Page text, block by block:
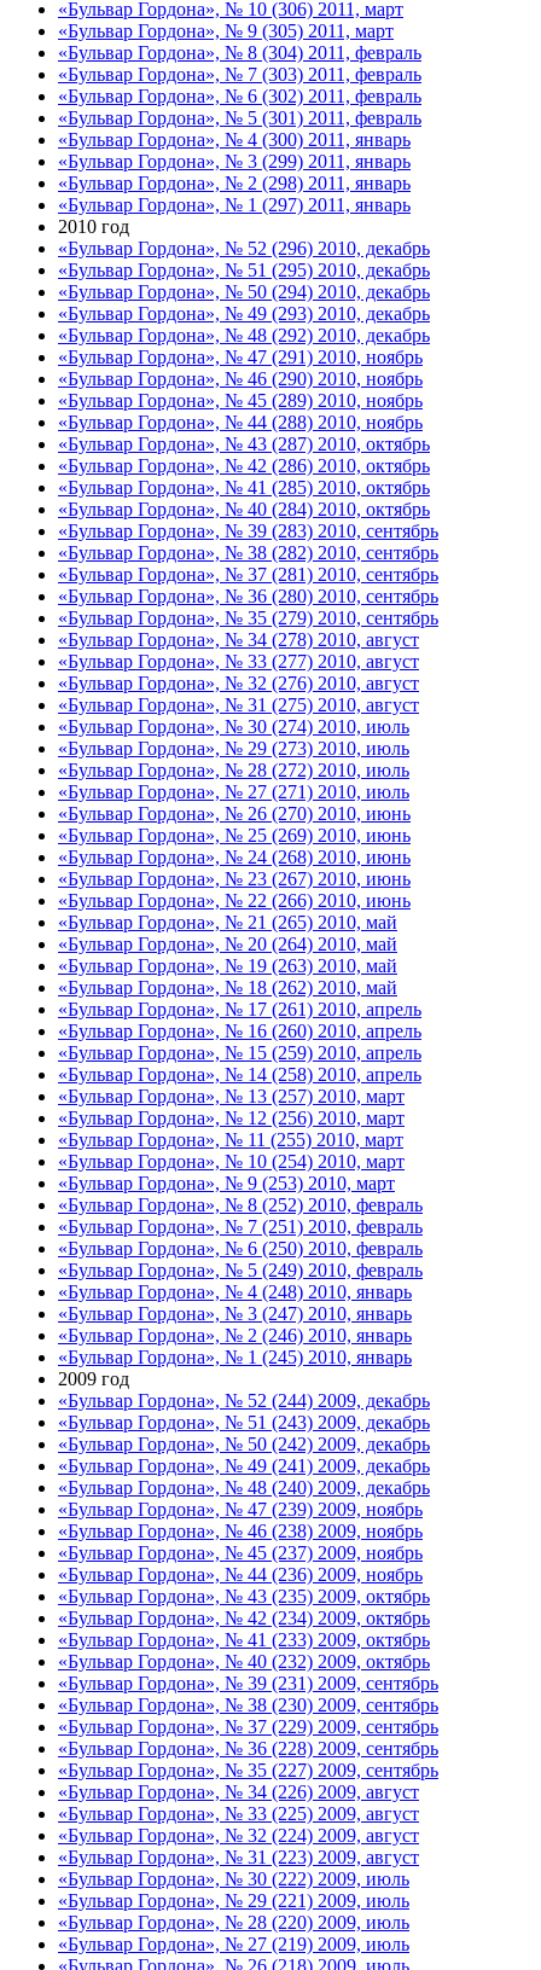
«Бульвар Гордона», № 10 (306) 2011, март
«Бульвар Гордона», № 9 (305) 2011, март
«Бульвар Гордона», № 8 (304) 2011, февраль
«Бульвар Гордона», № 7 (303) 2011, февраль
«Бульвар Гордона», № 6 (302) 2011, февраль
«Бульвар Гордона», № 5 (301) 2011, февраль
«Бульвар Гордона», № 4 (300) 2011, январь
«Бульвар Гордона», № 3 (299) 2011, январь
«Бульвар Гордона», № 2 (298) 2011, январь
«Бульвар Гордона», № 1 (297) 2011, январь
2010 год
«Бульвар Гордона», № 52 (296) 2010, декабрь
«Бульвар Гордона», № 51 (295) 2010, декабрь
«Бульвар Гордона», № 50 (294) 2010, декабрь
«Бульвар Гордона», № 49 (293) 2010, декабрь
«Бульвар Гордона», № 48 (292) 2010, декабрь
«Бульвар Гордона», № 47 (291) 2010, ноябрь
«Бульвар Гордона», № 46 (290) 2010, ноябрь
«Бульвар Гордона», № 45 (289) 2010, ноябрь
«Бульвар Гордона», № 44 (288) 2010, ноябрь
«Бульвар Гордона», № 43 (287) 2010, октябрь
«Бульвар Гордона», № 42 (286) 2010, октябрь
«Бульвар Гордона», № 41 (285) 2010, октябрь
«Бульвар Гордона», № 40 (284) 2010, октябрь
«Бульвар Гордона», № 39 (283) 2010, сентябрь
«Бульвар Гордона», № 38 (282) 2010, сентябрь
«Бульвар Гордона», № 37 (281) 2010, сентябрь
«Бульвар Гордона», № 36 (280) 2010, сентябрь
«Бульвар Гордона», № 35 (279) 2010, сентябрь
«Бульвар Гордона», № 34 (278) 2010, август
«Бульвар Гордона», № 33 (277) 2010, август
«Бульвар Гордона», № 32 (276) 2010, август
«Бульвар Гордона», № 31 (275) 2010, август
«Бульвар Гордона», № 30 (274) 2010, июль
«Бульвар Гордона», № 29 (273) 2010, июль
«Бульвар Гордона», № 28 (272) 2010, июль
«Бульвар Гордона», № 27 (271) 2010, июль
«Бульвар Гордона», № 26 (270) 2010, июнь
«Бульвар Гордона», № 25 (269) 2010, июнь
«Бульвар Гордона», № 24 (268) 2010, июнь
«Бульвар Гордона», № 23 (267) 2010, июнь
«Бульвар Гордона», № 22 (266) 2010, июнь
«Бульвар Гордона», № 21 (265) 2010, май
«Бульвар Гордона», № 20 (264) 2010, май
«Бульвар Гордона», № 19 (263) 2010, май
«Бульвар Гордона», № 18 (262) 2010, май
«Бульвар Гордона», № 17 (261) 2010, апрель
«Бульвар Гордона», № 16 (260) 2010, апрель
«Бульвар Гордона», № 15 (259) 2010, апрель
«Бульвар Гордона», № 14 (258) 2010, апрель
«Бульвар Гордона», № 13 (257) 2010, март
«Бульвар Гордона», № 12 (256) 2010, март
«Бульвар Гордона», № 11 (255) 2010, март
«Бульвар Гордона», № 10 (254) 2010, март
«Бульвар Гордона», № 9 (253) 2010, март
«Бульвар Гордона», № 8 (252) 2010, февраль
«Бульвар Гордона», № 7 (251) 2010, февраль
«Бульвар Гордона», № 6 (250) 2010, февраль
«Бульвар Гордона», № 5 (249) 2010, февраль
«Бульвар Гордона», № 4 (248) 2010, январь
«Бульвар Гордона», № 3 (247) 2010, январь
«Бульвар Гордона», № 2 (246) 2010, январь
«Бульвар Гордона», № 1 (245) 2010, январь
2009 год
«Бульвар Гордона», № 52 (244) 2009, декабрь
«Бульвар Гордона», № 51 (243) 2009, декабрь
«Бульвар Гордона», № 50 (242) 2009, декабрь
«Бульвар Гордона», № 49 (241) 2009, декабрь
«Бульвар Гордона», № 48 (240) 2009, декабрь
«Бульвар Гордона», № 47 (239) 2009, ноябрь
«Бульвар Гордона», № 46 (238) 2009, ноябрь
«Бульвар Гордона», № 45 (237) 2009, ноябрь
«Бульвар Гордона», № 44 (236) 2009, ноябрь
«Бульвар Гордона», № 43 (235) 2009, октябрь
«Бульвар Гордона», № 42 (234) 2009, октябрь
«Бульвар Гордона», № 41 (233) 2009, октябрь
«Бульвар Гордона», № 40 (232) 2009, октябрь
«Бульвар Гордона», № 39 (231) 2009, сентябрь
«Бульвар Гордона», № 38 (230) 2009, сентябрь
«Бульвар Гордона», № 37 (229) 2009, сентябрь
«Бульвар Гордона», № 36 (228) 2009, сентябрь
«Бульвар Гордона», № 35 (227) 2009, сентябрь
«Бульвар Гордона», № 34 (226) 2009, август
«Бульвар Гордона», № 33 (225) 2009, август
«Бульвар Гордона», № 32 (224) 2009, август
«Бульвар Гордона», № 31 (223) 2009, август
«Бульвар Гордона», № 30 (222) 2009, июль
«Бульвар Гордона», № 29 (221) 2009, июль
«Бульвар Гордона», № 28 (220) 2009, июль
«Бульвар Гордона», № 27 (219) 2009, июль
«Бульвар Гордона», № 26 (218) 2009, июль